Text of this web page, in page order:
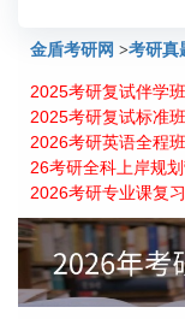
金盾考研网 >考研真
2025考研复试伴学班
2025考研复试标准班
2026考研英语全程班
26考研全科上岸规划
2026考研专业课复习